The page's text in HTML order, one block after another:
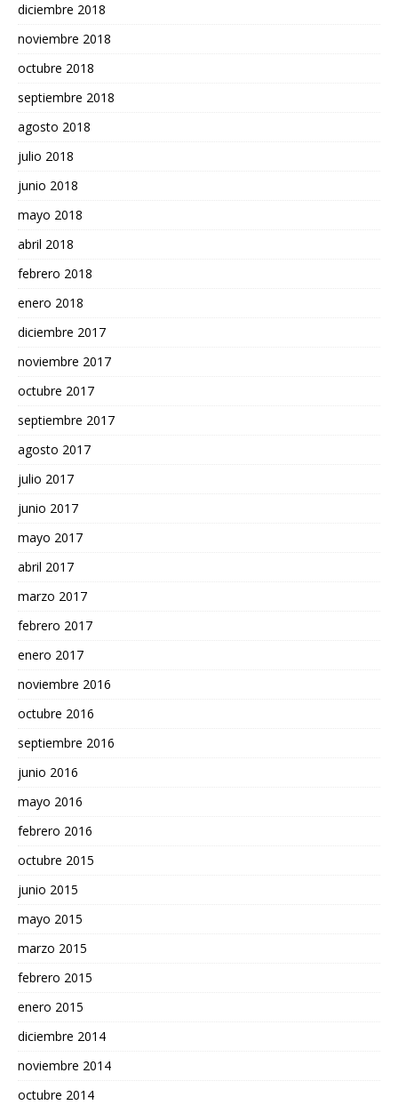
diciembre 2018
noviembre 2018
octubre 2018
septiembre 2018
agosto 2018
julio 2018
junio 2018
mayo 2018
abril 2018
febrero 2018
enero 2018
diciembre 2017
noviembre 2017
octubre 2017
septiembre 2017
agosto 2017
julio 2017
junio 2017
mayo 2017
abril 2017
marzo 2017
febrero 2017
enero 2017
noviembre 2016
octubre 2016
septiembre 2016
junio 2016
mayo 2016
febrero 2016
octubre 2015
junio 2015
mayo 2015
marzo 2015
febrero 2015
enero 2015
diciembre 2014
noviembre 2014
octubre 2014